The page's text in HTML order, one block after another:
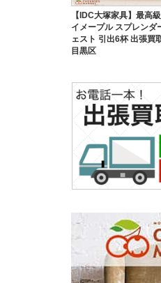
【IDC大塚家具】最高
イメープル スプレンダ
ェスト 引出6杯 出張買
目黒区